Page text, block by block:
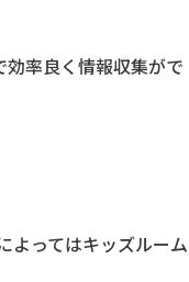
率良く情報収集がで
よってはキッズルーム